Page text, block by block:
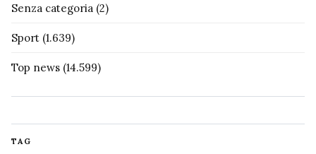
Senza categoria (2)
Sport (1.639)
Top news (14.599)
TAG